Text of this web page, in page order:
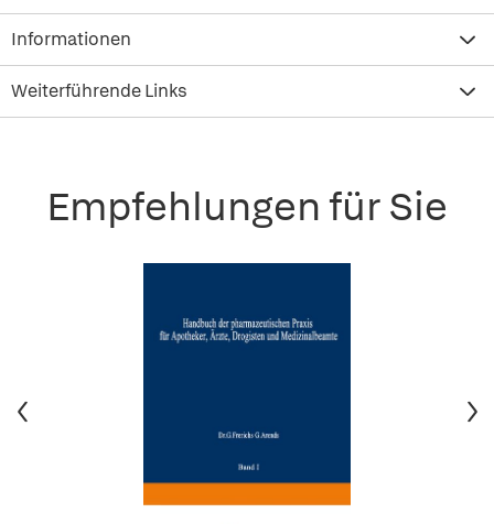
Informationen
Weiterführende Links
Empfehlungen für Sie